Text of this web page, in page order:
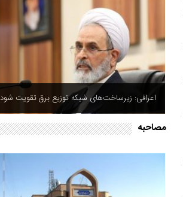
اعرافی: زیرساخت‌های شبکه توزیع برق تقویت شود
مصاحبه